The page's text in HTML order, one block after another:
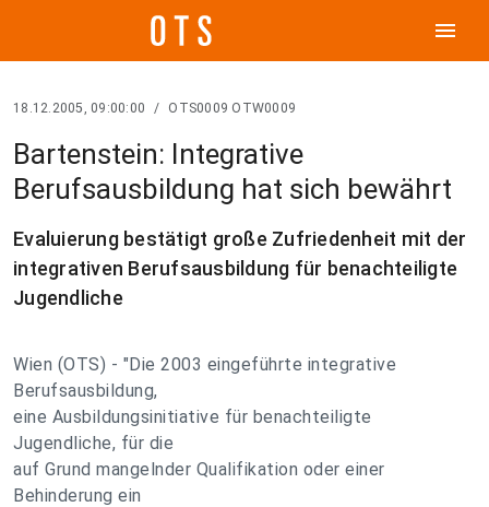
menu
18.12.2005, 09:00:00 / OTS0009 OTW0009
Bartenstein: Integrative
Berufsausbildung hat sich bewährt
Evaluierung bestätigt große Zufriedenheit mit der
integrativen Berufsausbildung für benachteiligte
Jugendliche
Wien (OTS) - "Die 2003 eingeführte integrative
Berufsausbildung,
eine Ausbildungsinitiative für benachteiligte
Jugendliche, für die
auf Grund mangelnder Qualifikation oder einer
Behinderung ein